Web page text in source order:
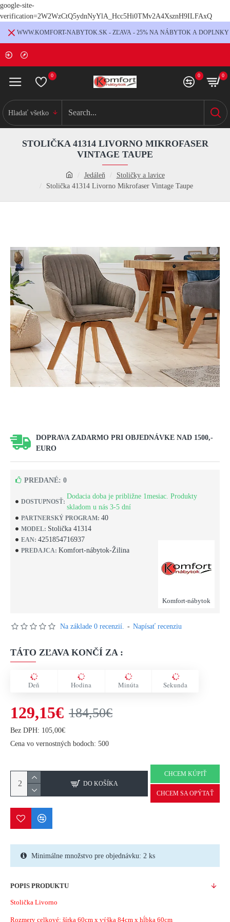
google-site-
verification=2W2WzCtQ5ydnNyYlA_Hcc5Hi0TMv2A4XsznH9ILFAxQ
WWW.KOMFORT-NABYTOK.SK - ZĽAVA - 25% NA NÁBYTOK A DOPLNKY
0 0 0
Hladať všetko
Jedáleň
Stoličky a lavice
Stolička 41314 Livorno Mikrofaser Vintage Taupe
STOLIČKA 41314 LIVORNO MIKROFASER
VINTAGE TAUPE
DOPRAVA ZADARMO PRI OBJEDNÁVKE NAD 1500,-
EURO
DOSTUPNOSŤ:
Dodacia doba je približne 1mesiac. Produkty
skladom u nás 3-5 dní
PARTNERSKÝ PROGRAM: 40
MODEL: Stolička 41314
EAN: 4251854716937
PREDAJCA: Komfort-nábytok-Žilina
Komfort-nábytok
PREDANÉ: 0
Na základe 0 recenzií. - Napísať recenziu
TÁTO ZĽAVA KONČÍ ZA :
Deň Hodina Minúta Sekunda
129,15€ 184,50€
Bez DPH: 105,00€
Cena vo vernostných bodoch: 500
DO KOŠÍKA
CHCEM KÚPIŤ
CHCEM SA OPÝTAŤ
Minimálne množstvo pre objednávku: 2 ks
POPIS PRODUKTU
Stolička Livorno
Rozmery celkové: šírka 60cm x výška 84cm x hĺbka 60cm